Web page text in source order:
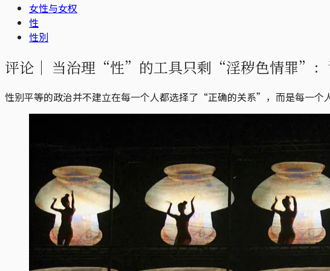
女性与女权
性
性別
评论｜ 当治理“性”的工具只剩“淫秽色情罪”：
性别平等的政治并不建立在每一个人都选择了“正确的关系”，而是每一个